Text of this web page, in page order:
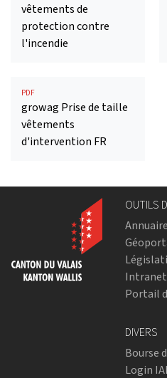
vêtements de
protection contre
l'incendie
PDF
growag Prise de taille
vêtements
d'intervention FR
OUTILS
Annuaire
Intranet
Portail
DIVERS
Bourse
Login